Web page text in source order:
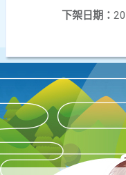
下架日期：